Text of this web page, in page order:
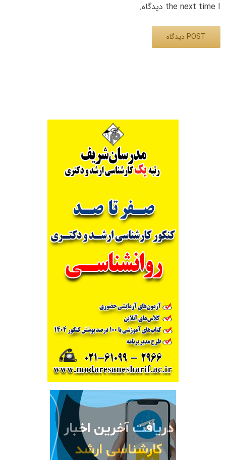
the next time I دیدگاه.